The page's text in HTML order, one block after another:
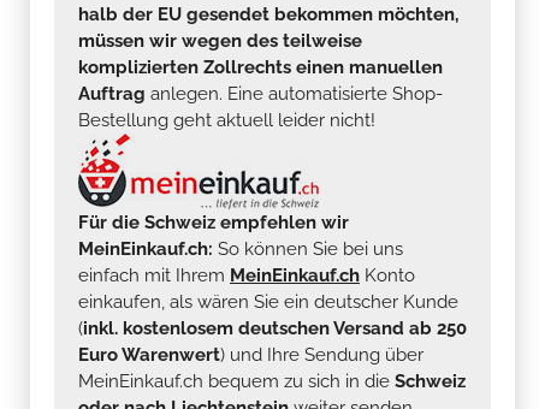
halb der EU gesendet bekommen möchten,
müssen wir wegen des teilweise
komplizierten Zollrechts einen manuellen
Auftrag anlegen. Eine automatisierte Shop-
Bestellung geht aktuell leider nicht!
Für die Schweiz empfehlen wir
MeinEinkauf.ch: So können Sie bei uns
einfach mit Ihrem MeinEinkauf.ch Konto
einkaufen, als wären Sie ein deutscher Kunde
(inkl. kostenlosem deutschen Versand ab 250
Euro Warenwert) und Ihre Sendung über
MeinEinkauf.ch bequem zu sich in die Schweiz